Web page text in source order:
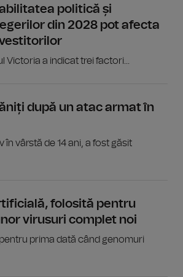
politică și
din 2028 pot afecta
Victoria a indicat trei factori...
după un atac armat în
în vârstă de 14 ani, a fost găsit
folosită pentru
virusuri complet noi
prima dată când genomuri